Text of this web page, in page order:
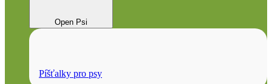
Open Psi
Píšťalky pro psy